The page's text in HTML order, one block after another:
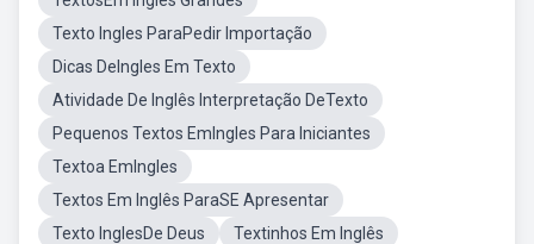
Texto Ingles ParaPedir Importação
Dicas DeIngles Em Texto
Atividade De Inglês Interpretação DeTexto
Pequenos Textos EmIngles Para Iniciantes
Textoa EmIngles
Textos Em Inglês ParaSE Apresentar
Texto InglesDe Deus
Textinhos Em Inglês